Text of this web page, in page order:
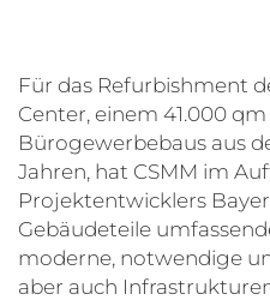
Für das Refurbishment
Center, einem 41.000
Bürogewerbebaus aus
Jahren, hat CSMM im
Projektentwicklers
Gebäudeteile
moderne, notwendige
aber auch